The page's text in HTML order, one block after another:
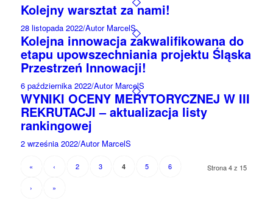
Kolejny warsztat za nami!
28 listopada 2022/Autor MarcelS
Kolejna innowacja zakwalifikowana do
etapu upowszechniania projektu Śląska
Przestrzeń Innowacji!
6 października 2022/Autor MarcelS
WYNIKI OCENY MERYTORYCZNEJ W III
REKRUTACJI – aktualizacja listy
rankingowej
2 września 2022/Autor MarcelS
Strona 4 z 15
« ‹ 2 3 4 5 6
› »